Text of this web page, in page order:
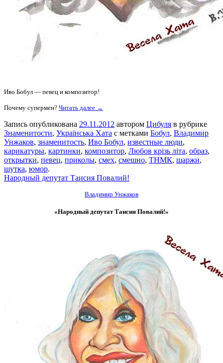
Иво Бобул — певец и композитор!
Почему супермен? Читать далее →
Запись опубликована 29.11.2012 автором Цибуля в рубрике
Знаменитости, Українська Хата с метками Бобул, Владимир
Унжаков, знаменитость, Иво Бобул, известные люди,
карикатуры, картинки, композитор, Любов крізь літа, образ,
открытки, певец, приколы, смех, смешно, ТНМК, шаржи,
шутка, юмор.
Народный депутат Таисия Повалий!
Владимир Унжаков
«Народный депутат Таисия Повалий!»